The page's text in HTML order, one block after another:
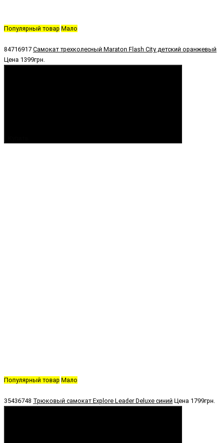
Популярный товар Мало
84716917 Самокат трехколесный Maraton Flash City детский оранжевый
Цена 1399грн.
Популярный товар Мало
35436748 Трюковый самокат Explore Leader Deluxe синий Цена 1799грн.